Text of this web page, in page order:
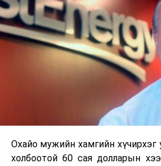
Охайо мужийн хамгийн хүчирхэг
холбоотой 60 сая долларын